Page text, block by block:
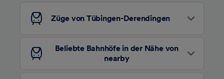
Züge von Tübingen-Derendingen
Beliebte Bahnhöfe in der Nähe von
nearby
Personalisierte Werbung und Inhalte, Messung
von Werbeleistung und der Performance von
Entwicklung und Verbesserung von
Angeboten.
Liste der Partner (Lieferanten)